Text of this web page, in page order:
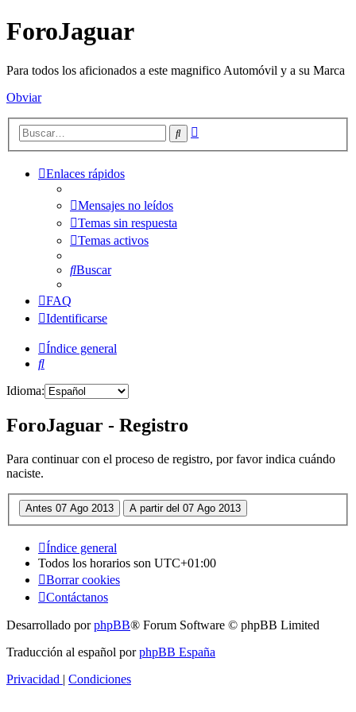
ForoJaguar
Para todos los aficionados a este magnifico Automóvil y a su Marca
Obviar
Buscar
Enlaces rápidos
Mensajes no leídos
Temas sin respuesta
Temas activos
Buscar
FAQ
Identificarse
Índice general
Buscar
Idioma:
ForoJaguar - Registro
Para continuar con el proceso de registro, por favor indica cuándo
naciste.
Índice general
Todos los horarios son UTC+01:00
Borrar cookies
Contáctanos
Desarrollado porphpBB® Forum Software © phpBB Limited
Traducción al español porphpBB España
Privacidad | Condiciones